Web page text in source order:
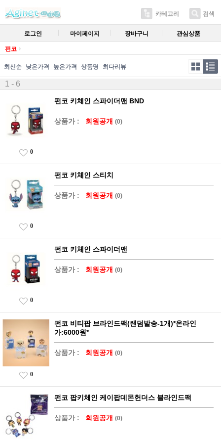
카테고리 검색
로그인 마이페이지 장바구니 관심상품
펀코
최신순 낮은가격 높은가격 상품명 최다리뷰
1 - 6
펀코 키체인 스파이더맨 BND
상품가 : 회원공개 (0)
0
펀코 키체인 스티치
상품가 : 회원공개 (0)
0
펀코 키체인 스파이더맨
상품가 : 회원공개 (0)
0
펀코 비티팝 브라인드팩(랜덤발송-1개)*온라인
가:6000원*
상품가 : 회원공개 (0)
0
펀코 팝키체인 케이팝데몬헌더스 블라인드팩
상품가 : 회원공개 (0)